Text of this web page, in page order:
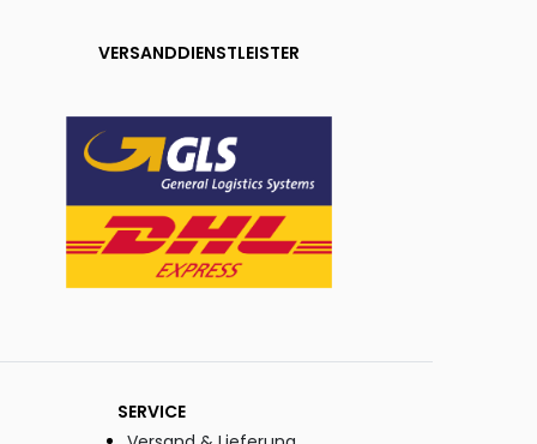
VERSANDDIENSTLEISTER
SERVICE